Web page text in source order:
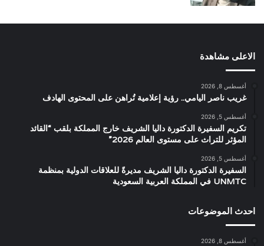
الاعلى مشاهدة
أغسطس 8, 2026
غريب ناصر اليامي.. رؤية إعلامية تُراهن على المحتوى الهادف
أغسطس 5, 2026
تكريم السفيرة الدكتورة داليا الشريف خارج المملكة بلقب “القائد
المؤثر للتراث على مستوى العالم 2026”
أغسطس 5, 2026
السفيرة الدكتورة داليا الشريف مديرةً للعلاقات الدولية بمنظمة
UNMTC في المملكة العربية السعودية
احدث الموضوعات
أغسطس 8, 2026